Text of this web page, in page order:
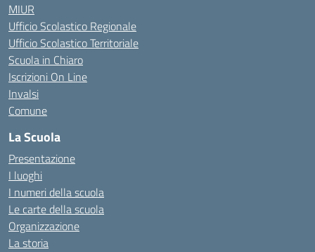
MIUR
Ufficio Scolastico Regionale
Ufficio Scolastico Territoriale
Scuola in Chiaro
Iscrizioni On Line
Invalsi
Comune
La Scuola
Presentazione
I luoghi
I numeri della scuola
Le carte della scuola
Organizzazione
La storia